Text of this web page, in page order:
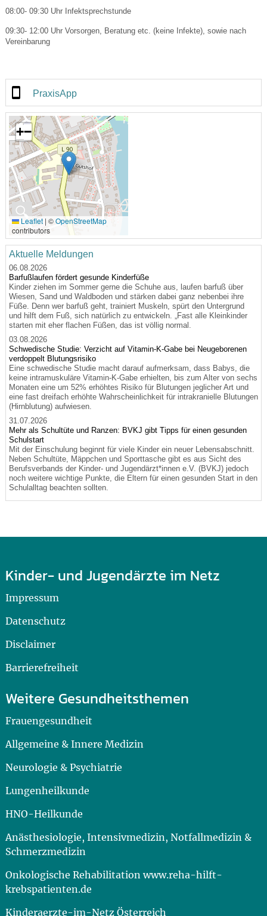
08:00- 09:30 Uhr Infektsprechstunde
09:30- 12:00 Uhr Vorsorgen, Beratung etc. (keine Infekte), sowie nach
Vereinbarung
PraxisApp
🔍
+−
Leaflet | ©OpenStreetMap
contributors
Aktuelle Meldungen
06.08.2026
Barfußlaufen fördert gesunde Kinderfüße
Kinder ziehen im Sommer gerne die Schuhe aus, laufen barfuß über
Wiesen, Sand und Waldboden und stärken dabei ganz nebenbei ihre
Füße. Denn wer barfuß geht, trainiert Muskeln, spürt den Untergrund
und hilft dem Fuß, sich natürlich zu entwickeln. „Fast alle Kleinkinder
starten mit eher flachen Füßen, das ist völlig normal.
03.08.2026
Schwedische Studie: Verzicht auf Vitamin-K-Gabe bei Neugeborenen
verdoppelt Blutungsrisiko
Eine schwedische Studie macht darauf aufmerksam, dass Babys, die
keine intramuskuläre Vitamin-K-Gabe erhielten, bis zum Alter von sechs
Monaten eine um 52% erhöhtes Risiko für Blutungen jeglicher Art und
eine fast dreifach erhöhte Wahrscheinlichkeit für intrakranielle Blutungen
(Hirnblutung) aufwiesen.
31.07.2026
Mehr als Schultüte und Ranzen: BVKJ gibt Tipps für einen gesunden
Schulstart
Mit der Einschulung beginnt für viele Kinder ein neuer Lebensabschnitt.
Neben Schultüte, Mäppchen und Sporttasche gibt es aus Sicht des
Berufsverbands der Kinder- und Jugendärzt*innen e.V. (BVKJ) jedoch
noch weitere wichtige Punkte, die Eltern für einen gesunden Start in den
Schulalltag beachten sollten.
Kinder- und Jugendärzte im Netz
Impressum
Datenschutz
Disclaimer
Barrierefreiheit
Weitere Gesundheitsthemen
Frauengesundheit
Allgemeine & Innere Medizin
Neurologie & Psychiatrie
Lungenheilkunde
HNO-Heilkunde
Anästhesiologie, Intensivmedizin, Notfallmedizin &
Schmerzmedizin
Onkologische Rehabilitation www.reha-hilft-
krebspatienten.de
Kinderaerzte-im-Netz Österreich